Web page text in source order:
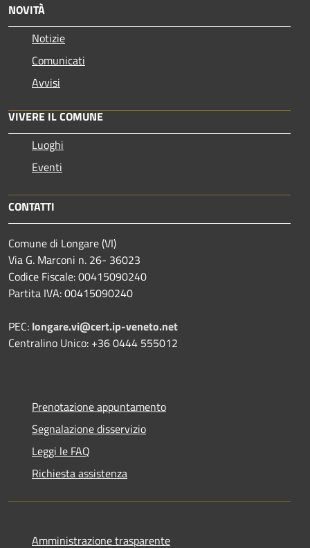
NOVITÀ
Notizie
Comunicati
Avvisi
VIVERE IL COMUNE
Luoghi
Eventi
CONTATTI
Comune di Longare (VI)
Via G. Marconi n. 26- 36023
Codice Fiscale: 00415090240
Partita IVA: 00415090240
PEC: longare.vi@cert.ip-veneto.net
Centralino Unico: +36 0444 555012
Prenotazione appuntamento
Segnalazione disservizio
Leggi le FAQ
Richiesta assistenza
Amministrazione trasparente